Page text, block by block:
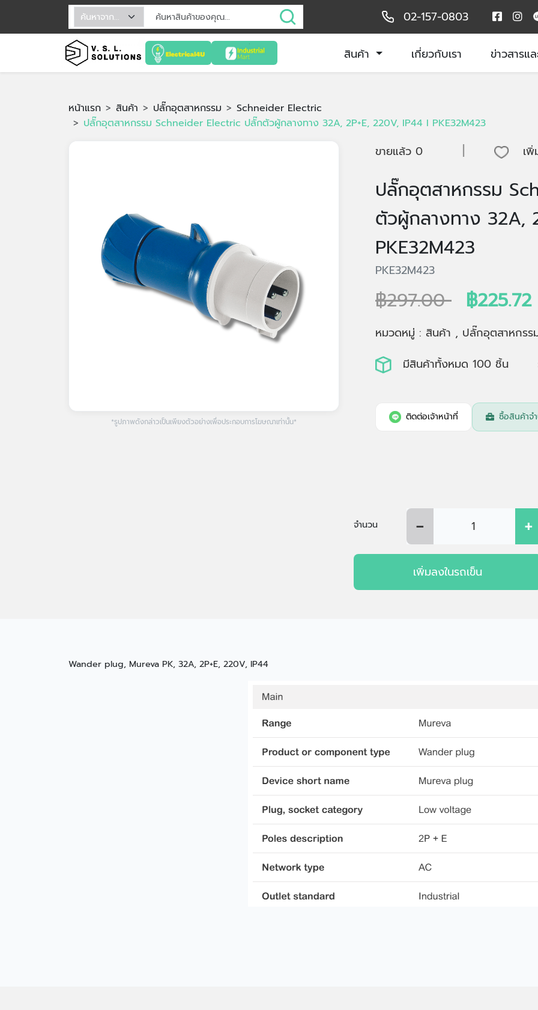
02-157-0803
สินค้า เกี่ยวกับเรา ข่าวสารแ
หน้าแรก สินค้า ปลั๊กอุตสาหกรรม
Schneider Electric
ปลั๊กอุตสาหกรรม Schneider Electric ปลั๊กตัวผู้กลางทาง 32A, 2P+E, 220V, IP44 I PKE32M423
*รูปภาพดังกล่าวเป็นเพียงตัวอย่างเพื่อประกอบการโฆษณาเท่านั้น*
ขายแล้ว 0 | เ
ปลั๊กอุตสาหกรรม
ตัวผู้กลางทาง 32A,
PKE32M423
PKE32M423
฿297.00 ฿225.72
หมวดหมู่ : สินค้า , ปลั๊กอุตสาหกรร
มีสินค้าทั้งหมด 100 ชิ้น
ติดต่อเจ้าหน้าที่ ซื้อสินค้าจ
จำนวน - +
เพิ่มลงในรถเข็น
Wander plug, Mureva PK, 32A, 2P+E, 220V, IP44